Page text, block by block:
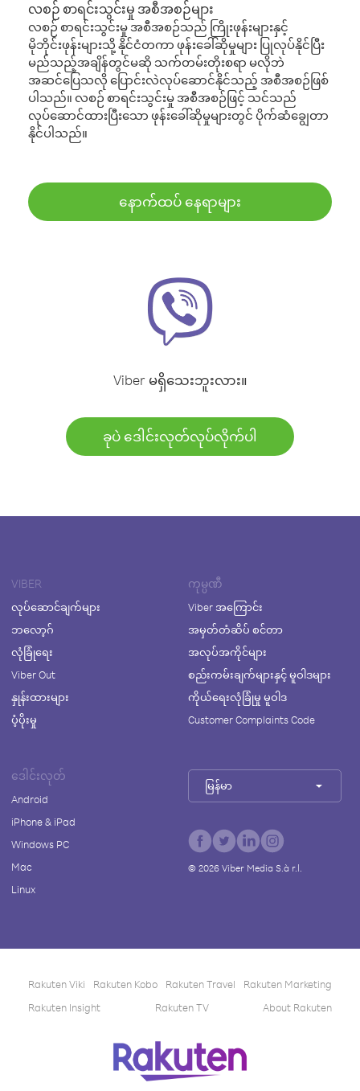
လစဉ် စာရင်းသွင်းမှု အစီအစဉ်များ
လစဉ် စာရင်းသွင်းမှု အစီအစဉ်သည် ကြိုးဖုန်းများနှင့်
မိုဘိုင်းဖုန်းများသို့ နိုင်ငံတကာ ဖုန်းခေါ်ဆိုမှုများ ပြုလုပ်နိုင်ပြီး
မည်သည့်အချိန်တွင်မဆို သက်တမ်းတိုးစရာ မလိုဘဲ
အဆင်ပြေသလို ပြောင်းလဲလုပ်ဆောင်နိုင်သည့် အစီအစဉ်ဖြစ်
ပါသည်။ လစဉ် စာရင်းသွင်းမှု အစီအစဉ်ဖြင့် သင်သည်
လုပ်ဆောင်ထားပြီးသော ဖုန်းခေါ်ဆိုမှုများတွင် ပိုက်ဆံချွေတာ
နိုင်ပါသည်။
နောက်ထပ် နေရာများ
Viber မရှိသေးဘူးလား။
ခုပဲ ဒေါင်းလုတ်လုပ်လိုက်ပါ
VIBER
လုပ်ဆောင်ချက်များ
ဘလော့ဂ်
လုံခြုံရေး
Viber Out
နှုန်းထားများ
ပံ့ပိုးမှု
ကုမ္ပဏီ
Viber အကြောင်း
အမှတ်တံဆိပ် စင်တာ
အလုပ်အကိုင်များ
စည်းကမ်းချက်များနှင့် မူဝါဒများ
ကိုယ်ရေးလုံခြုံမှု မူဝါဒ
Customer Complaints Code
ဒေါင်းလုတ်
Android
iPhone & iPad
Windows PC
Mac
Linux
မြန်မာ
© 2026Viber Media S.à r.l.
Rakuten Viki Rakuten Kobo Rakuten Travel
Rakuten Marketing
Rakuten Insight
Rakuten TV About Rakuten